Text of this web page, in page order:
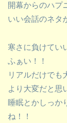
開幕からのハプ
いい会話のネタ
寒さに負けてい
ふぁい！！
リアルだけでも
より大変だと思
睡眠とかしっか
ね！！